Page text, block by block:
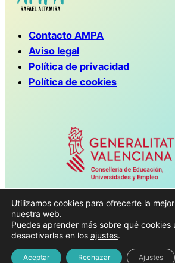
Contacto AMPA
Aviso legal
Política de privacidad
Política de cookies
Con la colaboración de la
de Educación,
Empleo
Utilizamos cookies para ofrecerte la
nuestra web.
Puedes aprender más sobre qué cookies
desactivarlas en los ajustes.
Aceptar Rechazar Ajustes